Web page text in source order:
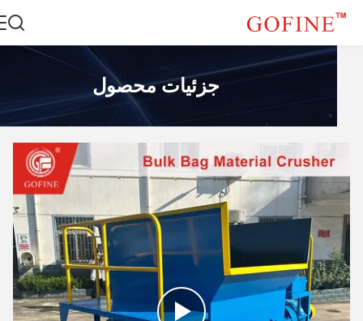
جزئیات محصول